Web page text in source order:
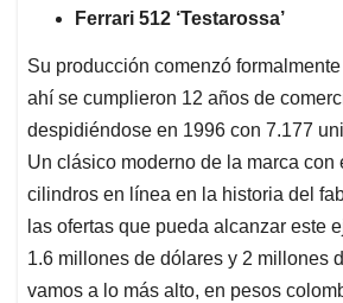
Ferrari 512 ‘Testarossa’
Su producción comenzó
ahí se cumplieron 12 años de
despidiéndose en 1996 con 7.177
Un clásico moderno de la marca con
cilindros en línea en la historia del
las ofertas que pueda alcanzar este
1.6 millones de dólares y 2 millones
vamos a lo más alto, en pesos